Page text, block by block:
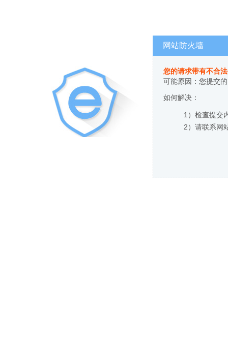
网站防火墙
您的请求带有不合
可能原因：您提交
如何解决：
1）检查提交
2）请联系网